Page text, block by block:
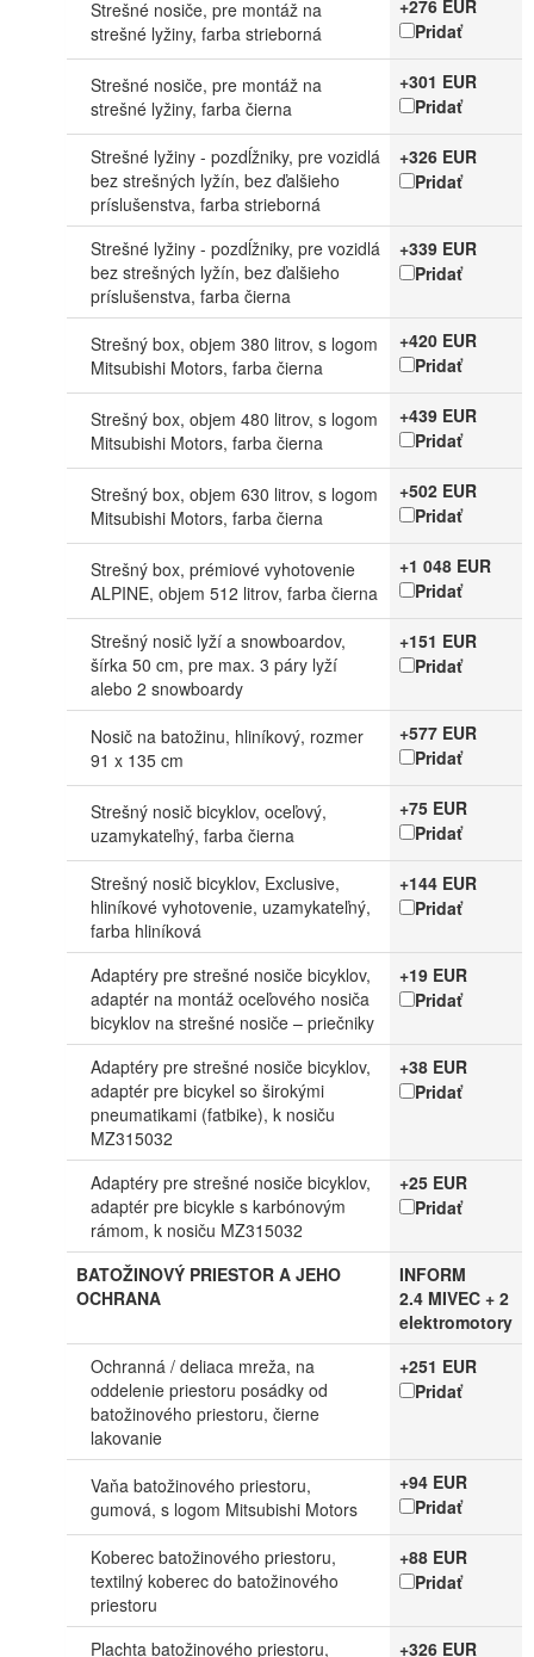
Strešné nosiče, pre montáž na
strešné lyžiny, farba strieborná
+276 EUR
Pridať
Strešné nosiče, pre montáž na
strešné lyžiny, farba čierna
+301 EUR
Pridať
Strešné lyžiny - pozdĺžniky, pre vozidlá
bez strešných lyžín, bez ďalšieho
príslušenstva, farba strieborná
+326 EUR
Pridať
Strešné lyžiny - pozdĺžniky, pre vozidlá
bez strešných lyžín, bez ďalšieho
príslušenstva, farba čierna
+339 EUR
Pridať
Strešný box, objem 380 litrov, s logom
Mitsubishi Motors, farba čierna
+420 EUR
Pridať
Strešný box, objem 480 litrov, s logom
Mitsubishi Motors, farba čierna
+439 EUR
Pridať
Strešný box, objem 630 litrov, s logom
Mitsubishi Motors, farba čierna
+502 EUR
Pridať
Strešný box, prémiové vyhotovenie
ALPINE, objem 512 litrov, farba čierna
+1 048 EUR
Pridať
Strešný nosič lyží a snowboardov,
šírka 50 cm, pre max. 3 páry lyží
alebo 2 snowboardy
+151 EUR
Pridať
Nosič na batožinu, hliníkový, rozmer
91 x 135 cm
+577 EUR
Pridať
Strešný nosič bicyklov, oceľový,
uzamykateľný, farba čierna
+75 EUR
Pridať
Strešný nosič bicyklov, Exclusive,
hliníkové vyhotovenie, uzamykateľný,
farba hliníková
+144 EUR
Pridať
Adaptéry pre strešné nosiče bicyklov,
adaptér na montáž oceľového nosiča
bicyklov na strešné nosiče – priečniky
+19 EUR
Pridať
Adaptéry pre strešné nosiče bicyklov,
adaptér pre bicykel so širokými
pneumatikami (fatbike), k nosiču
MZ315032
+38 EUR
Pridať
Adaptéry pre strešné nosiče bicyklov,
adaptér pre bicykle s karbónovým
rámom, k nosiču MZ315032
+25 EUR
Pridať
BATOŽINOVÝ PRIESTOR A JEHO
OCHRANA
INFORM
2.4 MIVEC + 2
elektromotory
Ochranná / deliaca mreža, na
oddelenie priestoru posádky od
batožinového priestoru, čierne
lakovanie
+251 EUR
Pridať
Vaňa batožinového priestoru,
gumová, s logom Mitsubishi Motors
+94 EUR
Pridať
Koberec batožinového priestoru,
textilný koberec do batožinového
priestoru
+88 EUR
Pridať
Plachta batožinového priestoru,
+326 EUR